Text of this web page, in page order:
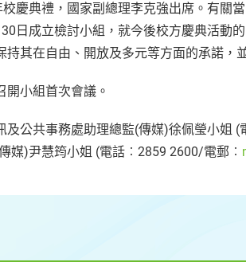
慶典禮，國家副總理李克強出席。有關
日成立檢討小組，就今後校方慶典活動
持其在自由、開放及多元等方面的承諾，
開小組首次會議。
及公共事務處助理總監(傳媒)徐佩瑩小姐
媒)尹慧筠小姐 (電話︰2859 2600/電郵︰